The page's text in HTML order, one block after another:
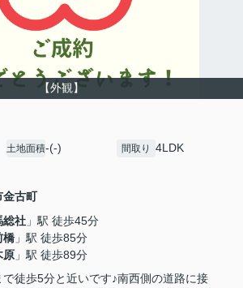
【外観】
土地面積-(-) 間取り 4LDK
金古町
総社 」駅 徒歩45分
橋 」駅 徒歩85分
原 」駅 徒歩89分
徒歩5分と近いです♪南西側の道路に接